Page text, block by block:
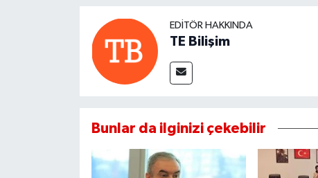
EDITÖR HAKKINDA
TE Bilişim
Bunlar da ilginizi çekebilir